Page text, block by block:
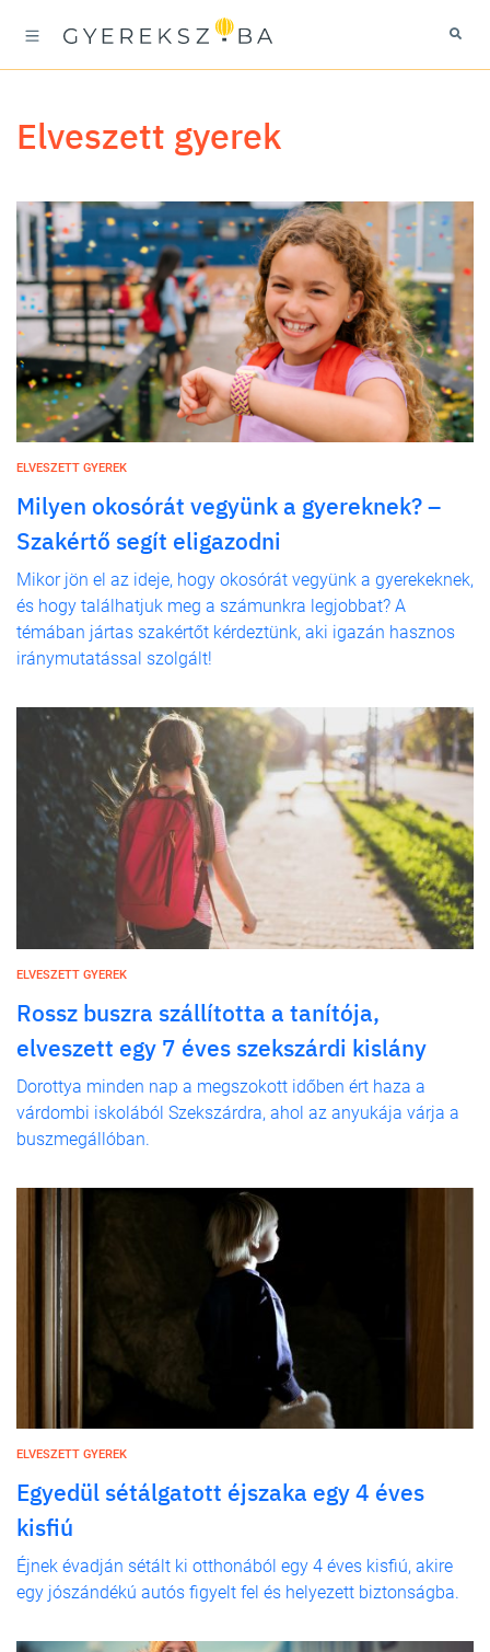
elveszett gyerek
ELVESZETT GYEREK
Milyen okosórát vegyünk a gyereknek? –
Szakértő segít eligazodni
Mikor jön el az ideje, hogy okosórát vegyünk a gyerekeknek,
és hogy találhatjuk meg a számunkra legjobbat? A
témában jártas szakértőt kérdeztünk, aki igazán hasznos
iránymutatással szolgált!
ELVESZETT GYEREK
Rossz buszra szállította a tanítója,
elveszett egy 7 éves szekszárdi kislány
Dorottya minden nap a megszokott időben ért haza a
várdombi iskolából Szekszárdra, ahol az anyukája várja a
buszmegállóban.
ELVESZETT GYEREK
Egyedül sétálgatott éjszaka egy 4 éves
kisfiú
Éjnek évadján sétált ki otthonából egy 4 éves kisfiú, akire
egy jószándékú autós figyelt fel és helyezett biztonságba.